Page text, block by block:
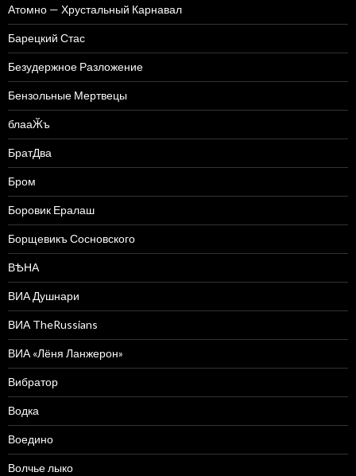
Атомно — Хрустальный Карнавал
Барецкий Стас
Безудержное Разложение
Бензольные Мертвецы
блааӁъ
БратДва
Бром
Боровик Ералаш
Борщевикъ Сосновского
ВѢНА
ВИА Душнари
ВИА TheRussians
ВИА «Лёня Ланжерон»
Вибратор
Водка
Воедино
Волчье лыко